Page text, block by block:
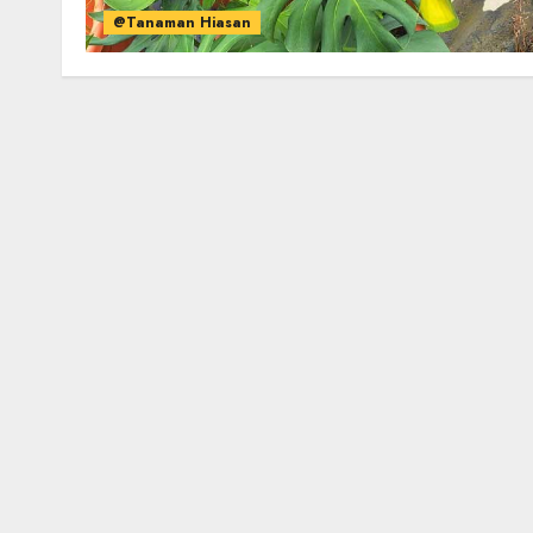
@Tanaman Hiasan